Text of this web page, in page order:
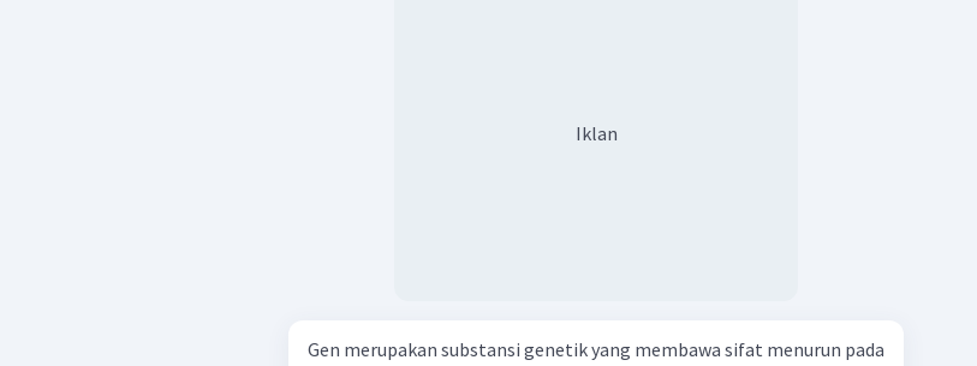
Iklan
Gen merupakan substansi genetik yang membawa sifat menurun pada